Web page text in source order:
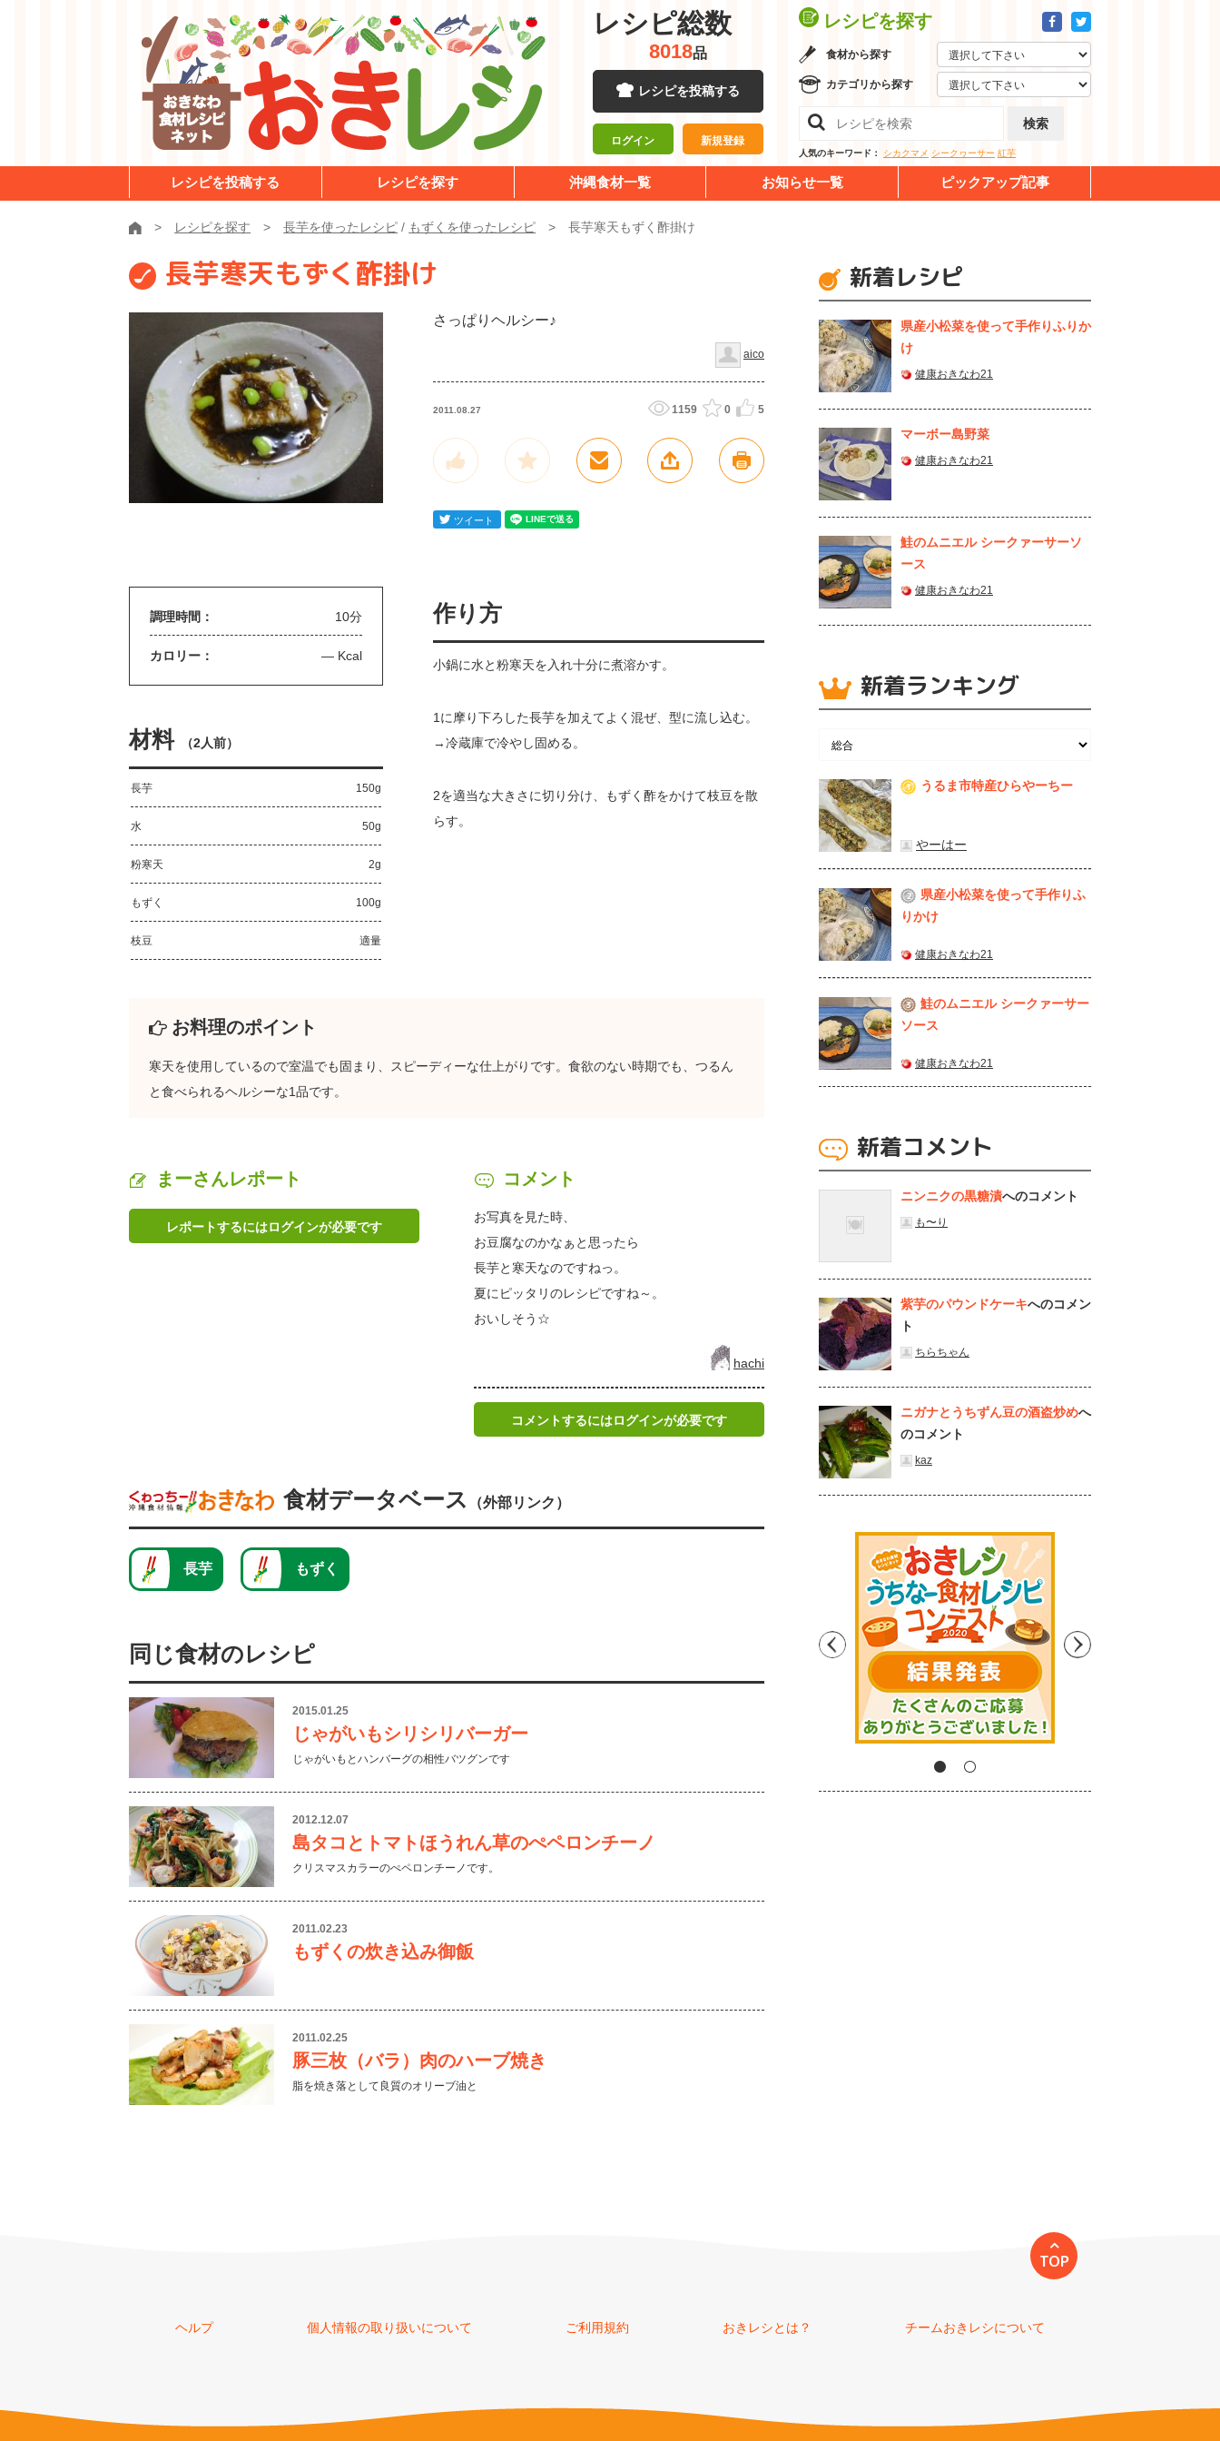
レシピ総数
8018品
レシピを投稿する
ログイン 新規登録
レシピを探す
食材から探す
カテゴリから探す
検索
人気のキーワード： シカクマメ シークヮーサー 紅芋
レシピを投稿する レシピを探す 沖縄食材一覧 お知らせ一覧 ピックアップ記事
レシピを探す 長芋を使ったレシピ / もずくを使ったレシピ 長芋寒天もずく酢掛け
長芋寒天もずく酢掛け
さっぱりヘルシー♪
aico
2011.08.27 1159 0 5
調理時間： 10分
カロリー： — Kcal
材料 （2人前）
長芋 150g
水 50g
粉寒天 2g
もずく 100g
枝豆 適量
作り方
小鍋に水と粉寒天を入れ十分に煮溶かす。
1に摩り下ろした長芋を加えてよく混ぜ、型に流し込む。
→冷蔵庫で冷やし固める。
2を適当な大きさに切り分け、もずく酢をかけて枝豆を散
らす。
お料理のポイント
寒天を使用しているので室温でも固まり、スピーディーな仕上がりです。食欲のない時期でも、つるん
と食べられるヘルシーな1品です。
まーさんレポート
レポートするにはログインが必要です
コメント
お写真を見た時、
お豆腐なのかなぁと思ったら
長芋と寒天なのですねっ。
夏にピッタリのレシピですね～。
おいしそう☆
hachi
コメントするにはログインが必要です
食材データベース （外部リンク）
長芋 もずく
同じ食材のレシピ
2015.01.25
じゃがいもシリシリバーガー
じゃがいもとハンバーグの相性バツグンです
2012.12.07
島タコとトマトほうれん草のぺペロンチーノ
クリスマスカラーのぺペロンチーノです。
2011.02.23
もずくの炊き込み御飯
2011.02.25
豚三枚（バラ）肉のハーブ焼き
脂を焼き落として良質のオリーブ油と
新着レシピ
県産⼩松菜を使って⼿作りふりか
け
健康おきなわ21
マーボー島野菜
健康おきなわ21
鮭のムニエル シークァーサーソ
ース
健康おきなわ21
新着ランキング
1 うるま市特産ひらやーちー
やーはー
2
県産⼩松菜を使って⼿作りふ
りかけ
健康おきなわ21
3
鮭のムニエル シークァーサー
ソース
健康おきなわ21
新着コメント
ニンニクの黒糖漬へのコメント
も〜り
紫芋のパウンドケーキへのコメン
ト
ちらちゃん
ニガナとうちずん豆の酒盗炒めへ
のコメント
kaz
TOP
ヘルプ 個人情報の取り扱いについて ご利用規約 おきレシとは？ チームおきレシについて